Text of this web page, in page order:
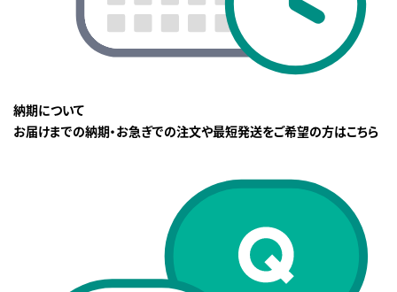
納期について
お届けまでの納期・お急ぎでの注文や最短発送をご希望の方はこちら